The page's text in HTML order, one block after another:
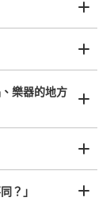
尺寸就OK
樂器的地方
？」